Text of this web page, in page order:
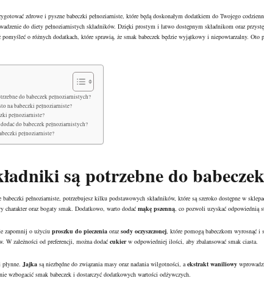
zdrowe i pyszne babeczki pełnoziarniste, które będą doskonałym dodatkiem do Twojego
do diety pełnoziarnistych składników. Dzięki prostym i łatwo dostępnym składnikom oraz
pomyśleć o różnych dodatkach, które sprawią, że smak babeczek będzie wyjątkowy i niepowtarzalny.
do babeczek pełnoziarnistych?
na babeczki pełnoziarniste?
pełnoziarniste?
do babeczek pełnoziarnistych?
pełnoziarniste?
są potrzebne do
pełnoziarniste, potrzebujesz kilku podstawowych składników, które są szeroko dostępne w
charakter oraz bogaty smak. Dodatkowo, warto dodać mąkę pszenną, co pozwoli uzyskać odpowiednią
zapomnij o użyciu proszku do pieczenia oraz sody oczyszczonej, które pomogą babeczkom wyrosnąć i
W zależności od preferencji, można dodać cukierw odpowiedniej ilości, aby zbalansować smak ciasta.
płynne. Jajka są niezbędne do związania masy oraz nadania wilgotności, aekstrakt waniliowy
wzbogacić smak babeczek i dostarczyć dodatkowych wartości odżywczych.